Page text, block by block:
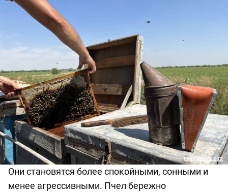
Они становятся более спокойными, сонными и
менее агрессивными. Пчел бережно